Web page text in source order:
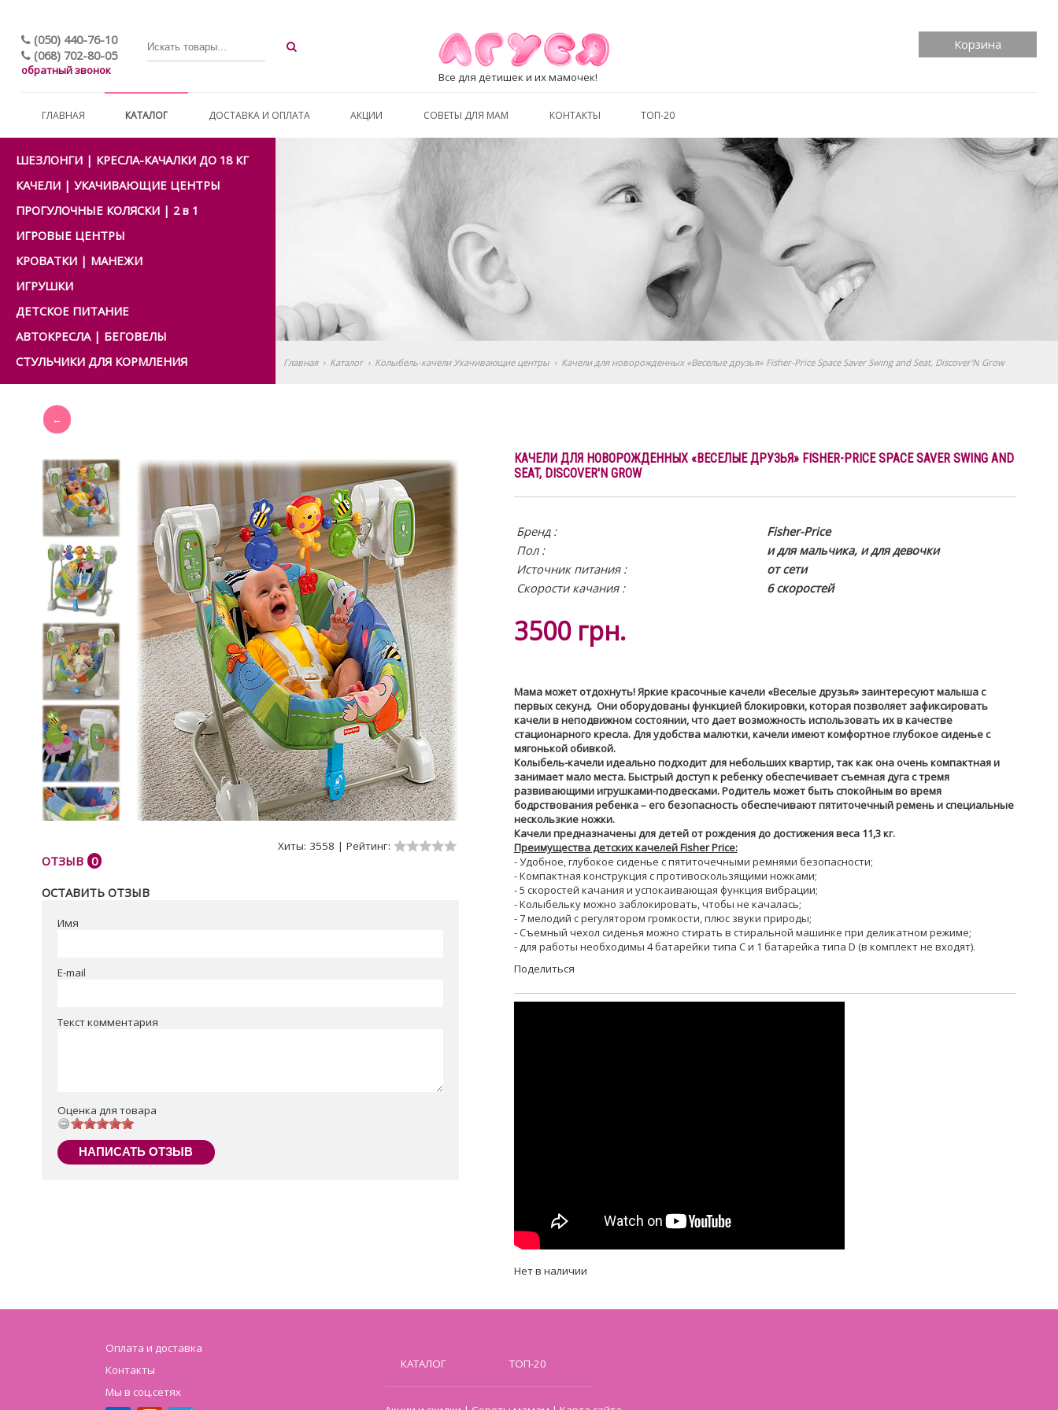
(050) 440-76-10
(068) 702-80-05
обратный звонок Все для детишек и их мамочек!
Корзина
ГЛАВНАЯ КАТАЛОГ ДОСТАВКА И ОПЛАТА АКЦИИ СОВЕТЫ ДЛЯ МАМ КОНТАКТЫ ТОП-20
ШЕЗЛОНГИ | КРЕСЛА-КАЧАЛКИ ДО 18 КГ
КАЧЕЛИ | УКАЧИВАЮЩИЕ ЦЕНТРЫ
ПРОГУЛОЧНЫЕ КОЛЯСКИ | 2 в 1
ИГРОВЫЕ ЦЕНТРЫ
КРОВАТКИ | МАНЕЖИ
ИГРУШКИ
ДЕТСКОЕ ПИТАНИЕ
АВТОКРЕСЛА | БЕГОВЕЛЫ
СТУЛЬЧИКИ ДЛЯ КОРМЛЕНИЯ
Главная › Каталог › Колыбель-качели Укачивающие центры › Качели для новорожденных «Веселые друзья» Fisher-Price Space Saver Swing and Seat, Discover'N Grow
Хиты: 3558 | Рейтинг:
ОТЗЫВ 0
ОСТАВИТЬ ОТЗЫВ
Имя
E-mail
Текст комментария
Оценка для товара
НАПИСАТЬ ОТЗЫВ
КАЧЕЛИ ДЛЯ НОВОРОЖДЕННЫХ «ВЕСЕЛЫЕ ДРУЗЬЯ» FISHER-PRICE SPACE SAVER SWING AND
SEAT, DISCOVER'N GROW
Бренд :
Fisher-Price
Пол :
и для мальчика, и для девочки
Источник питания :
от сети
Скорости качания :
6 скоростей
3500 грн.
Мама может отдохнуть! Яркие красочные качели «Веселые друзья» заинтересуют малыша с
первых секунд. Они оборудованы функцией блокировки, которая позволяет зафиксировать
качели в неподвижном состоянии, что дает возможность использовать их в качестве
стационарного кресла. Для удобства малютки, качели имеют комфортное глубокое сиденье с
мягонькой обивкой.
Колыбель-качели идеально подходит для небольших квартир, так как она очень компактная и
занимает мало места. Быстрый доступ к ребенку обеспечивает съемная дуга с тремя
развивающими игрушками-подвесками. Родитель может быть спокойным во время
бодрствования ребенка – его безопасность обеспечивают пятиточечный ремень и специальные
нескользкие ножки.
Качели предназначены для детей от рождения до достижения веса 11,3 кг.
Преимущества детских качелей Fisher Price:
- Удобное, глубокое сиденье с пятиточечными ремнями безопасности;
- Компактная конструкция с противоскользящими ножками;
- 5 скоростей качания и успокаивающая функция вибрации;
- Колыбельку можно заблокировать, чтобы не качалась;
- 7 мелодий с регулятором громкости, плюс звуки природы;
- Съемный чехол сиденья можно стирать в стиральной машинке при деликатном режиме;
- для работы необходимы 4 батарейки типа С и 1 батарейка типа D (в комплект не входят).
Поделиться
Нет в наличии
Оплата и доставка
Контакты
Мы в соц.сетях
КАТАЛОГ ТОП-20